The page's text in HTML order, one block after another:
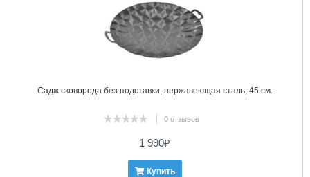
Садж сковорода без подставки, нержавеющая сталь, 45 см.
0 отзывов
1 990₽
Купить